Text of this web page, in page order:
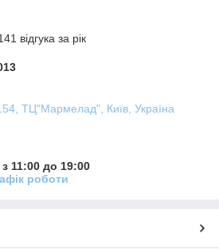
відгука за рік
ТЦ"Мармелад", Київ, Україна
11:00 до 19:00
роботи